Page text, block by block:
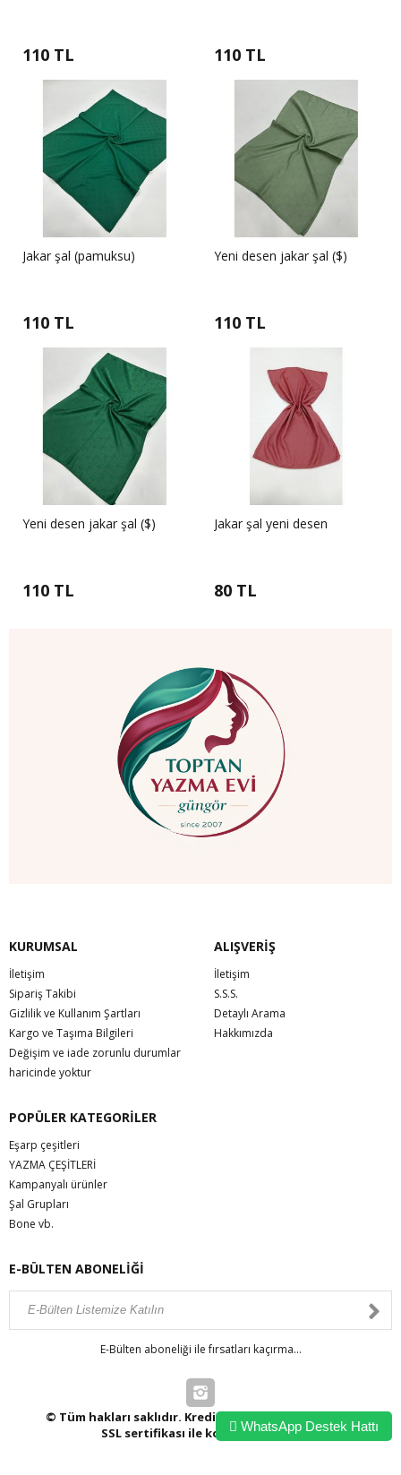
110 TL 110 TL
Jakar şal (pamuksu)
110 TL
Yeni desen jakar şal ($)
110 TL
Yeni desen jakar şal ($)
110 TL
Jakar şal yeni desen
80 TL
KURUMSAL
İletişim
Sipariş Takibi
Gizlilik ve Kullanım Şartları
Kargo ve Taşıma Bilgileri
Değişim ve iade zorunlu durumlar
haricinde yoktur
ALIŞVERİŞ
İletişim
S.S.S.
Detaylı Arama
Hakkımızda
POPÜLER KATEGORİLER
Eşarp çeşitleri
YAZMA ÇEŞİTLERİ
Kampanyalı ürünler
Şal Grupları
Bone vb.
E-BÜLTEN ABONELİĞİ
E-Bülten aboneliği ile fırsatları kaçırma...
© Tüm hakları saklıdır. Kredi kartı bilgileriniz 256bit
SSL sertifikası ile korunmaktadır.WhatsApp Destek Hattı